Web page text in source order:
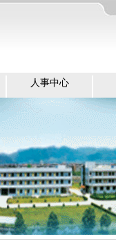
人事中心